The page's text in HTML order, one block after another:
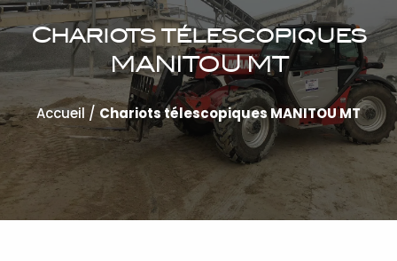
Chariots télescopiques
MANITOU MT
Accueil / Chariots télescopiques MANITOU MT